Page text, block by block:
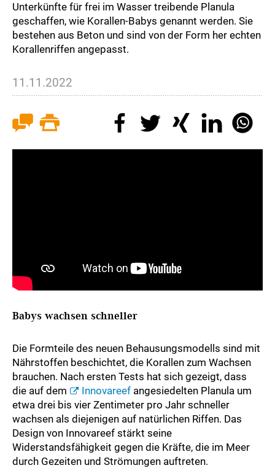
Unterkünfte für frei im Wasser treibende Planula
geschaffen, wie Korallen-Babys genannt werden. Sie
bestehen aus Beton und sind von der Form her echten
Korallenriffen angepasst.
11.11.2022
Babys wachsen schneller
Die Formteile des neuen Behausungsmodells sind mit
Nährstoffen beschichtet, die Korallen zum Wachsen
brauchen. Nach ersten Tests hat sich gezeigt, dass
die auf dem
Innovareef angesiedelten Planula um
etwa drei bis vier Zentimeter pro Jahr schneller
wachsen als diejenigen auf natürlichen Riffen. Das
Design von Innovareef stärkt seine
Widerstandsfähigkeit gegen die Kräfte, die im Meer
durch Gezeiten und Strömungen auftreten.